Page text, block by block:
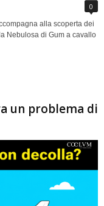
0
alla scoperta dei
Nebulosa di Gum a cavallo
un problema di